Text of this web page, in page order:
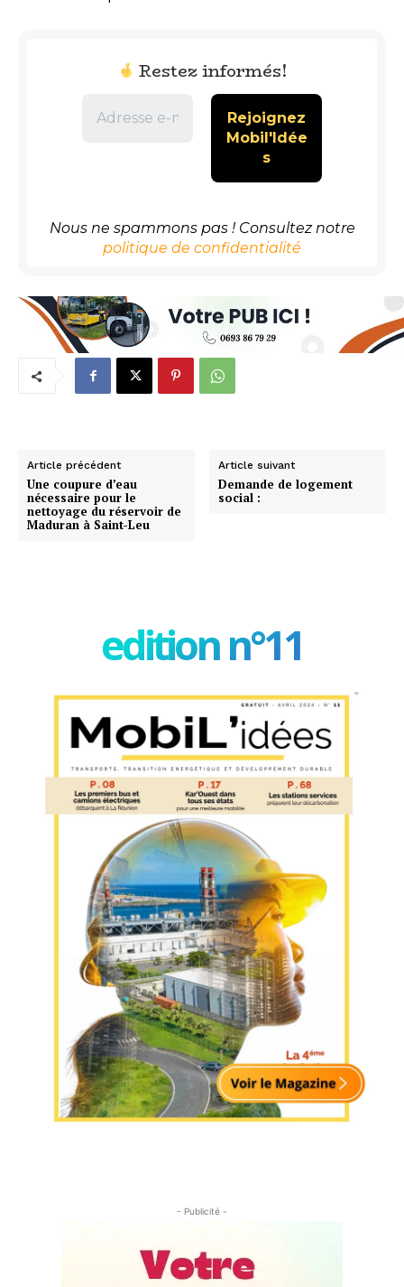
Restez informés!
Nous ne spammons pas ! Consultez notre
politique de confidentialité
Article précédent
Une coupure d’eau
nécessaire pour le
nettoyage du réservoir de
Maduran à Saint-Leu
Article suivant
Demande de logement
social :
edition n°11
- Publicité -